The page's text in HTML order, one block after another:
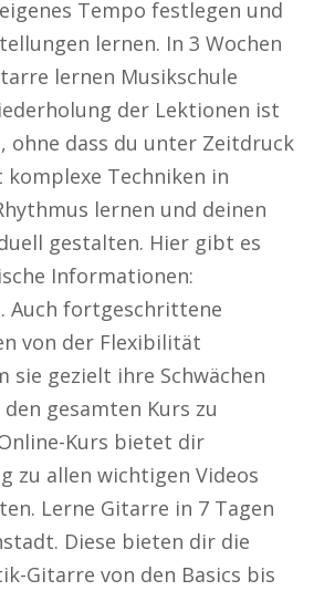
Tempo festlegen und
lernen. In 3 Wochen
lernen Musikschule
der Lektionen ist
ohne dass du unter Zeitdruck
Techniken in
lernen und deinen
gestalten. Hier gibt es
Informationen:
. Auch fortgeschrittene
von der Flexibilität
sie gezielt ihre Schwächen
gesamten Kurs zu
Kurs bietet dir
zu allen wichtigen Videos
Lerne Gitarre in 7 Tagen
Diese bieten dir die
Gitarre von den Basics bis